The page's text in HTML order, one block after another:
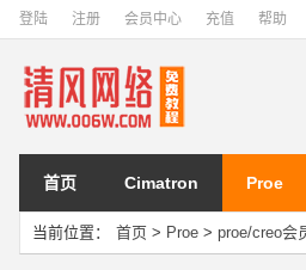
登陆 注册 会员中心 充值 帮助
首页 Cimatron Proe
当前位置： 首页 > Proe > proe/creo会